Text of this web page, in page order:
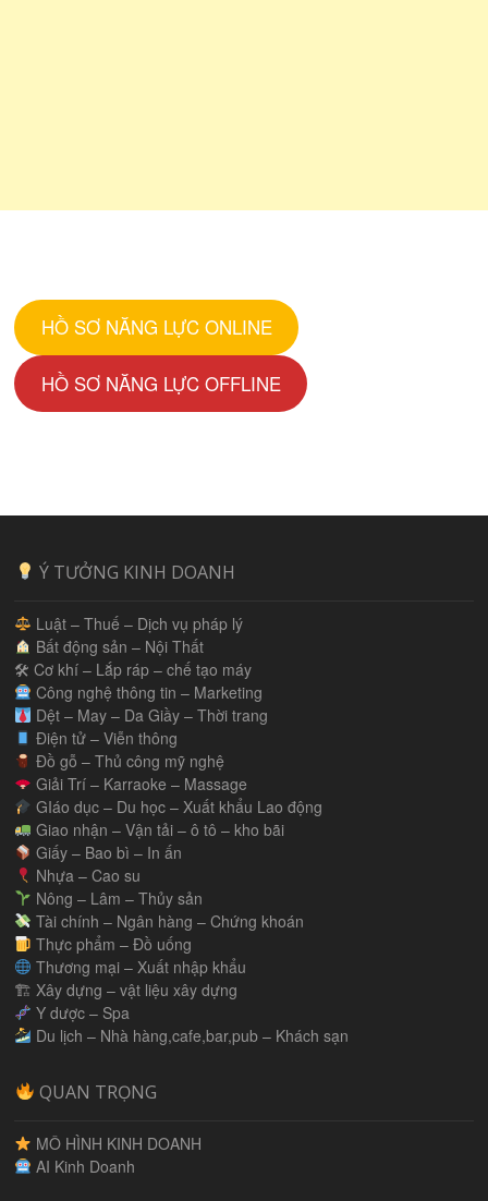
HỒ SƠ NĂNG LỰC ONLINE
HỒ SƠ NĂNG LỰC OFFLINE
Ý TƯỞNG KINH DOANH
Luật – Thuế – Dịch vụ pháp lý
Bất động sản – Nội Thất
🛠 Cơ khí – Lắp ráp – chế tạo máy
Công nghệ thông tin – Marketing
Dệt – May – Da Giầy – Thời trang
Điện tử – Viễn thông
Đồ gỗ – Thủ công mỹ nghệ
Giải Trí – Karraoke – Massage
GIáo dục – Du học – Xuất khẩu Lao động
Giao nhận – Vận tải – ô tô – kho bãi
Giấy – Bao bì – In ấn
Nhựa – Cao su
Nông – Lâm – Thủy sản
Tài chính – Ngân hàng – Chứng khoán
Thực phẩm – Đồ uống
Thương mại – Xuất nhập khẩu
🏗 Xây dựng – vật liệu xây dựng
Y dược – Spa
Du lịch – Nhà hàng,cafe,bar,pub – Khách sạn
QUAN TRỌNG
MÔ HÌNH KINH DOANH
AI Kinh Doanh